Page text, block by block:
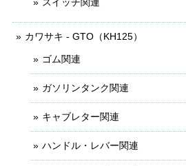
スイッチ関連
カワサキ - GTO（KH125）
ゴム関連
ガソリンタンク関連
キャブレター関連
ハンドル・レバー関連